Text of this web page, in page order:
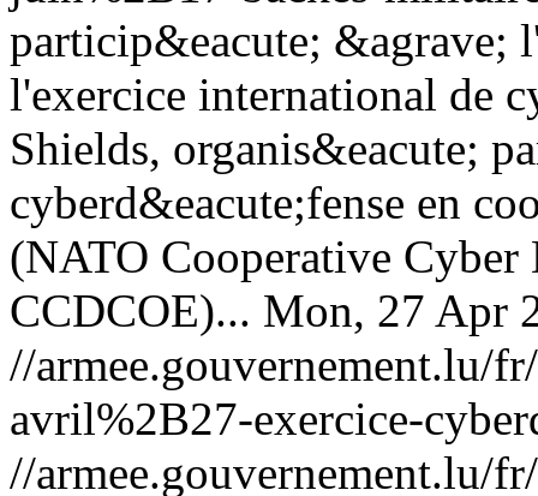
particip&eacute; &agrave;
l'exercice international de
Shields, organis&eacute;
cyberd&eacute;fense en
(NATO Cooperative Cyber
CCDCOE)... Mon, 27 Apr
//armee.gouvernement.lu/
avril%2B27-exercice-
//armee.gouvernement.lu/